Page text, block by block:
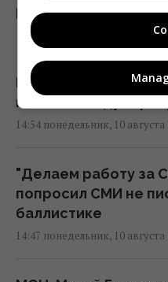
различные области
16:05 понедельник, 10 августа
Большинство
не в этом году, –
14:54 понедельник, 10 августа
"Делаем работу за
попросил СМИ не
баллистике
14:47 понедельник, 10 августа